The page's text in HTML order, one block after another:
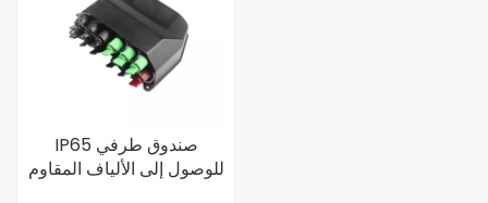
IP65 صندوق طرفي
للوصول إلى الألياف المقاوم